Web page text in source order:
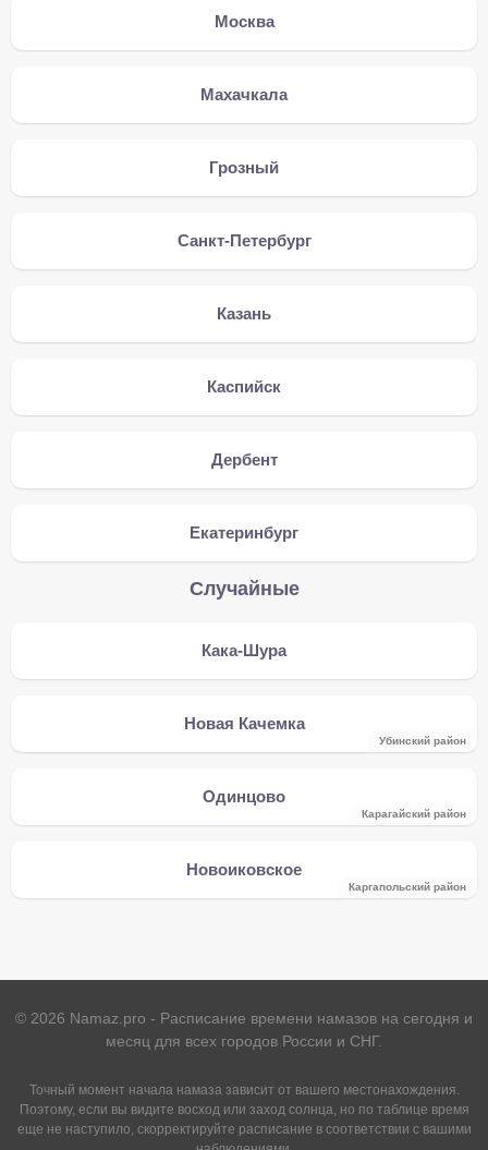
Москва
Махачкала
Грозный
Санкт-Петербург
Казань
Каспийск
Дербент
Екатеринбург
Случайные
Кака-Шура
Новая Качемка
Убинский район
Одинцово
Карагайский район
Новоиковское
Каргапольский район
© 2026 Namaz.pro - Расписание времени намазов на сегодня и
месяц для всех городов России и СНГ.
Точный момент начала намаза зависит от вашего местонахождения.
Поэтому, если вы видите восход или заход солнца, но по таблице время
еще не наступило, скорректируйте расписание в соответствии с вашими